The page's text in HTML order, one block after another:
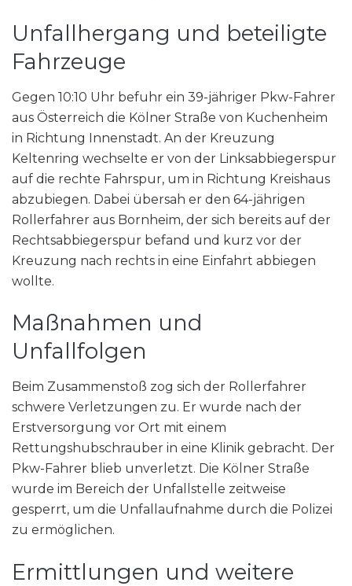
Unfallhergang und beteiligte
Fahrzeuge
Gegen 10:10 Uhr befuhr ein 39-jähriger Pkw-Fahrer
aus Österreich die Kölner Straße von Kuchenheim
in Richtung Innenstadt. An der Kreuzung
Keltenring wechselte er von der Linksabbiegerspur
auf die rechte Fahrspur, um in Richtung Kreishaus
abzubiegen. Dabei übersah er den 64-jährigen
Rollerfahrer aus Bornheim, der sich bereits auf der
Rechtsabbiegerspur befand und kurz vor der
Kreuzung nach rechts in eine Einfahrt abbiegen
wollte.
Maßnahmen und
Unfallfolgen
Beim Zusammenstoß zog sich der Rollerfahrer
schwere Verletzungen zu. Er wurde nach der
Erstversorgung vor Ort mit einem
Rettungshubschrauber in eine Klinik gebracht. Der
Pkw-Fahrer blieb unverletzt. Die Kölner Straße
wurde im Bereich der Unfallstelle zeitweise
gesperrt, um die Unfallaufnahme durch die Polizei
zu ermöglichen.
Ermittlungen und weitere